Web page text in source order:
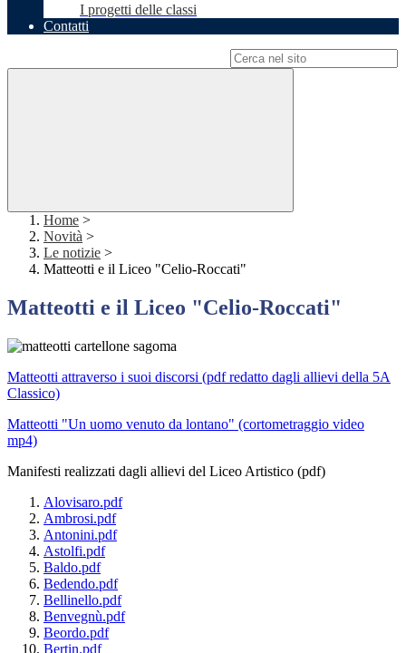
I progetti delle classi
Contatti
Home >
Novità >
Le notizie >
Matteotti e il Liceo "Celio-Roccati"
Matteotti e il Liceo "Celio-Roccati"
Matteotti attraverso i suoi discorsi (pdf redatto dagli allievi della 5A
Classico)
Matteotti "Un uomo venuto da lontano" (cortometraggio video
mp4)
Manifesti realizzati dagli allievi del Liceo Artistico (pdf)
Alovisaro.pdf
Ambrosi.pdf
Antonini.pdf
Astolfi.pdf
Baldo.pdf
Bedendo.pdf
Bellinello.pdf
Benvegnù.pdf
Beordo.pdf
Bertin.pdf